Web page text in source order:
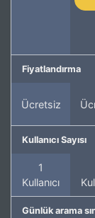
Fiyatlandırma
Ücretsiz
Kullanıcı Sayısı
1
Kullanıcı
Günlük arama